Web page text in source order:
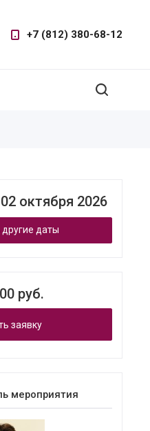
+7 (812) 380-68-12
октября 2026
другие даты
руб.
заявку
мероприятия